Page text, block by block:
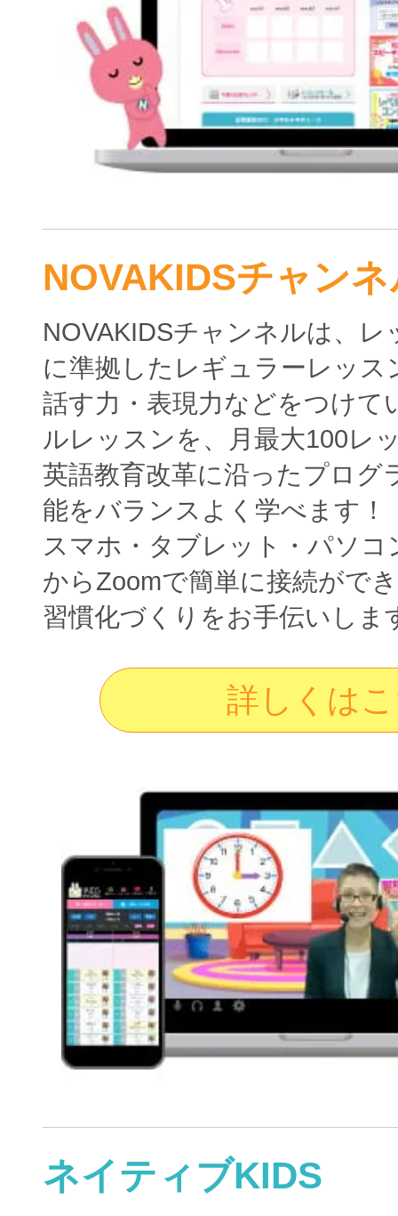
NOVAKIDSチャン
NOVAKIDSチャンネルは、
に準拠したレギュラーレッス
話す力・表現力などをつけて
ルレッスンを、月最大100レ
英語教育改革に沿ったプログ
能をバランスよく学べます！
スマホ・タブレット・パソ
からZoomで簡単に接続がで
習慣化づくりをお手伝いしま
詳しくは
ネイティブKIDS